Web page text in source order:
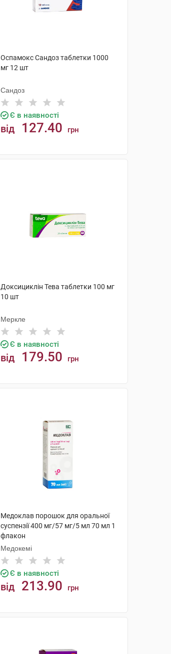
Оспамокс Сандоз таблетки 1000
мг 12 шт
Сандоз
Є в наявності
від 127.40 грн
Доксициклін Тева таблетки 100 мг
10 шт
Меркле
Є в наявності
від 179.50 грн
Медоклав порошок для оральної
суспензії 400 мг/57 мг/5 мл 70 мл 1
флакон
Медокемі
Є в наявності
від 213.90 грн